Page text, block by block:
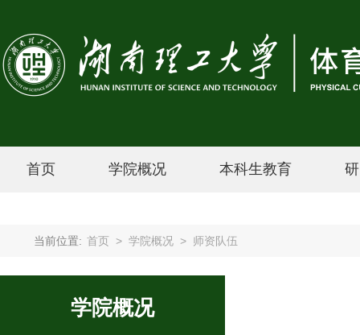
首页 学院概况 本科生教育
当前位置: 首页 > 学院概况 > 师资队伍
学院概况